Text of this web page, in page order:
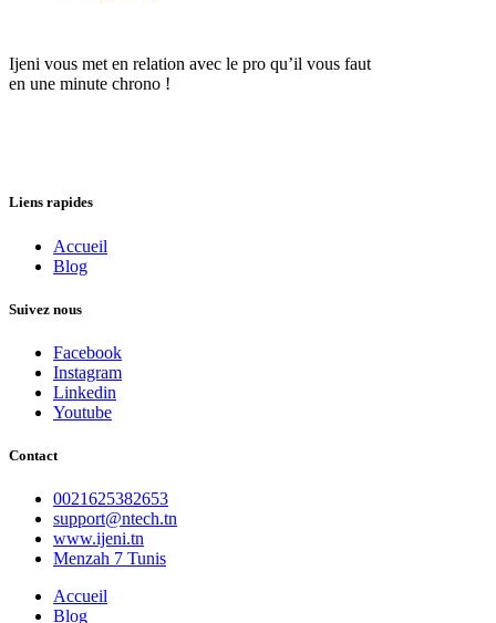
Ijeni vous met en relation avec le pro qu’il vous faut
en une minute chrono !
Liens rapides
Accueil
Blog
Suivez nous
Facebook
Instagram
Linkedin
Youtube
Contact
0021625382653
support@ntech.tn
www.ijeni.tn
Menzah 7 Tunis
Accueil
Blog